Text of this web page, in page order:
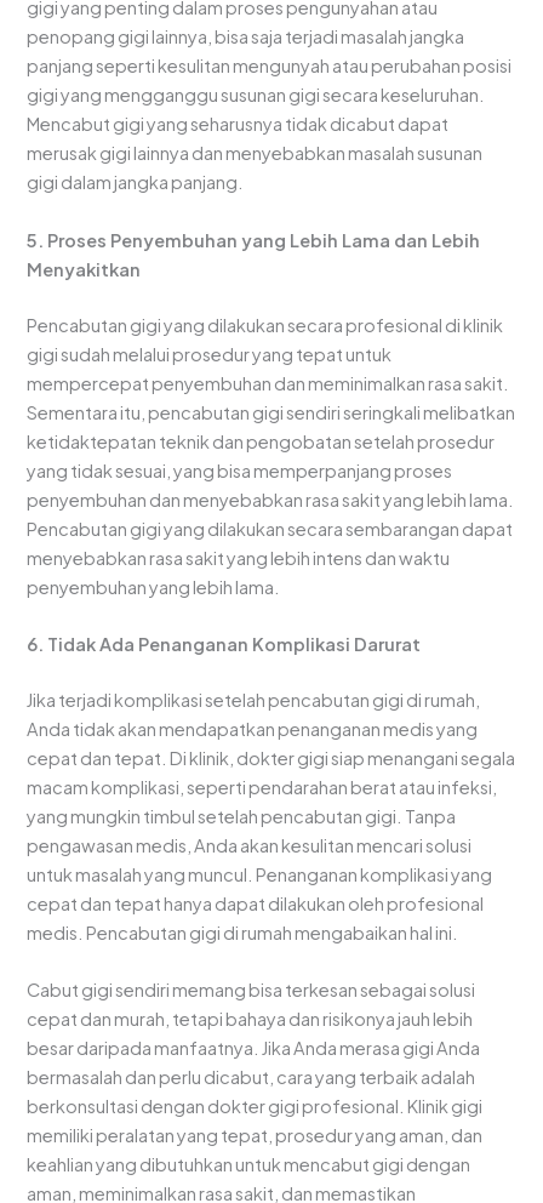
gigi yang penting dalam proses pengunyahan atau
penopang gigi lainnya, bisa saja terjadi masalah jangka
panjang seperti kesulitan mengunyah atau perubahan posisi
gigi yang mengganggu susunan gigi secara keseluruhan.
Mencabut gigi yang seharusnya tidak dicabut dapat
merusak gigi lainnya dan menyebabkan masalah susunan
gigi dalam jangka panjang.
5. Proses Penyembuhan yang Lebih Lama dan Lebih
Menyakitkan
Pencabutan gigi yang dilakukan secara profesional di klinik
gigi sudah melalui prosedur yang tepat untuk
mempercepat penyembuhan dan meminimalkan rasa sakit.
Sementara itu, pencabutan gigi sendiri seringkali melibatkan
ketidaktepatan teknik dan pengobatan setelah prosedur
yang tidak sesuai, yang bisa memperpanjang proses
penyembuhan dan menyebabkan rasa sakit yang lebih lama.
Pencabutan gigi yang dilakukan secara sembarangan dapat
menyebabkan rasa sakit yang lebih intens dan waktu
penyembuhan yang lebih lama.
6. Tidak Ada Penanganan Komplikasi Darurat
Jika terjadi komplikasi setelah pencabutan gigi di rumah,
Anda tidak akan mendapatkan penanganan medis yang
cepat dan tepat. Di klinik, dokter gigi siap menangani segala
macam komplikasi, seperti pendarahan berat atau infeksi,
yang mungkin timbul setelah pencabutan gigi. Tanpa
pengawasan medis, Anda akan kesulitan mencari solusi
untuk masalah yang muncul. Penanganan komplikasi yang
cepat dan tepat hanya dapat dilakukan oleh profesional
medis. Pencabutan gigi di rumah mengabaikan hal ini.
Cabut gigi sendiri memang bisa terkesan sebagai solusi
cepat dan murah, tetapi bahaya dan risikonya jauh lebih
besar daripada manfaatnya. Jika Anda merasa gigi Anda
bermasalah dan perlu dicabut, cara yang terbaik adalah
berkonsultasi dengan dokter gigi profesional. Klinik gigi
memiliki peralatan yang tepat, prosedur yang aman, dan
keahlian yang dibutuhkan untuk mencabut gigi dengan
aman, meminimalkan rasa sakit, dan memastikan